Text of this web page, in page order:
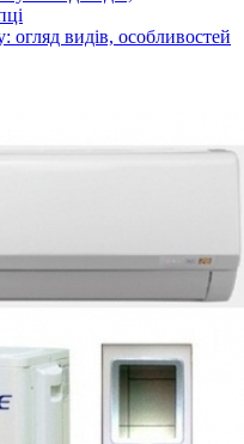
огляд видів, особливостей